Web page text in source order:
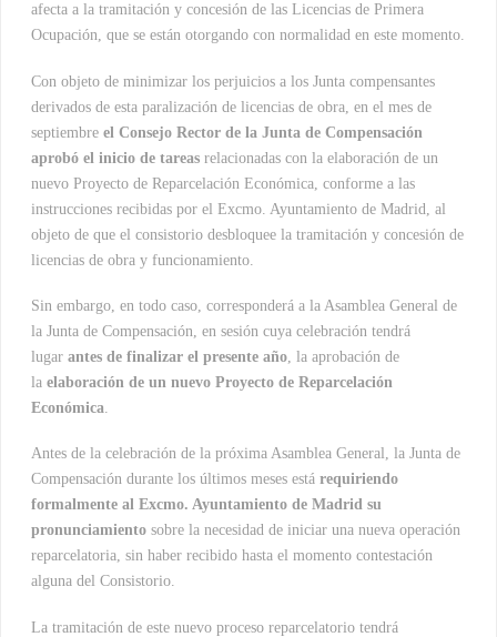
afecta a la tramitación y concesión de las Licencias de Primera
Ocupación, que se están otorgando con normalidad en este momento.
Con objeto de minimizar los perjuicios a los Junta compensantes
derivados de esta paralización de licencias de obra, en el mes de
septiembre el Consejo Rector de la Junta de Compensación
aprobó el inicio de tareasrelacionadas con la elaboración de un
nuevo Proyecto de Reparcelación Económica, conforme a las
instrucciones recibidas por el Excmo. Ayuntamiento de Madrid, al
objeto de que el consistorio desbloquee la tramitación y concesión de
licencias de obra y funcionamiento.
Sin embargo, en todo caso, corresponderá a la Asamblea General de
la Junta de Compensación, en sesión cuya celebración tendrá
lugar antes de finalizar el presente año, la aprobación de
la elaboración de un nuevo Proyecto de Reparcelación
Económica
Antes de la celebración de la próxima Asamblea General, la Junta de
Compensación durante los últimos meses está requiriendo
formalmente al Excmo. Ayuntamiento de Madrid su
pronunciamientosobre la necesidad de iniciar una nueva operación
reparcelatoria, sin haber recibido hasta el momento contestación
alguna del Consistorio.
La tramitación de este nuevo proceso reparcelatorio tendrá